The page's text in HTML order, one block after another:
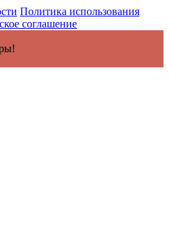
Политика использования
соглашение